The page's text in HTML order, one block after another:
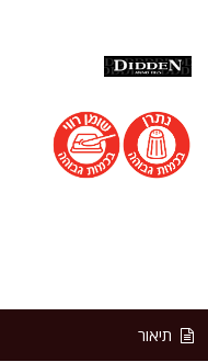
תיאור